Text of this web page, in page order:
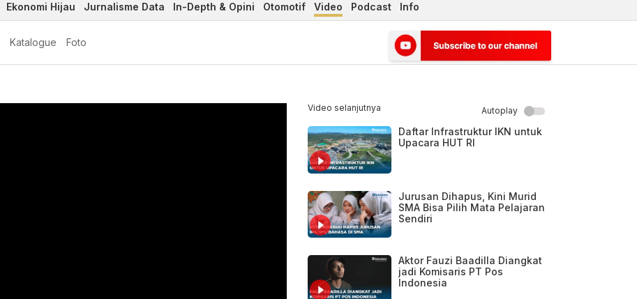
Ekonomi Hijau Jurnalisme Data In-Depth & Opini Otomotif Video Podcast Info
Katalogue Foto
Video selanjutnya Autoplay
Daftar Infrastruktur IKN untuk
Upacara HUT RI
Jurusan Dihapus, Kini Murid
SMA Bisa Pilih Mata Pelajaran
Sendiri
Aktor Fauzi Baadilla Diangkat
jadi Komisaris PT Pos
Indonesia